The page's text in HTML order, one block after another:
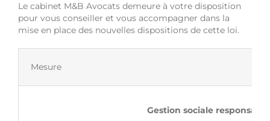
Le cabinet M&B Avocats demeure à votre disposition
pour vous conseiller et vous accompagner dans la
mise en place des nouvelles dispositions de cette loi.
Mesure
Gestion sociale responsable